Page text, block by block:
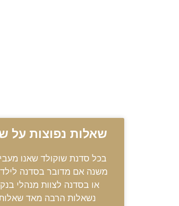
שאלות נפוצות על
בכל סדנת שוקולד שאנו
או בסדנה לצוות מנהלי
נשאלות הרבה מאד